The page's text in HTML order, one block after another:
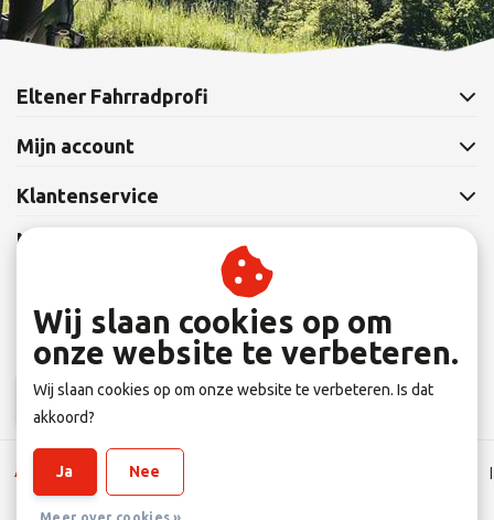
Eltener Fahrradprofi
Mijn account
Klantenservice
Nieuwsbrief
Abonneer je op onze nieuwsbrief om op de hoogte te blijven.
Abonneer
Algemene Leverings voorwaarden
|
Sitemap
Wij slaan cookies op om
onze website te verbeteren.
Wij slaan cookies op om onze website te verbeteren. Is dat
akkoord?
Ja Nee